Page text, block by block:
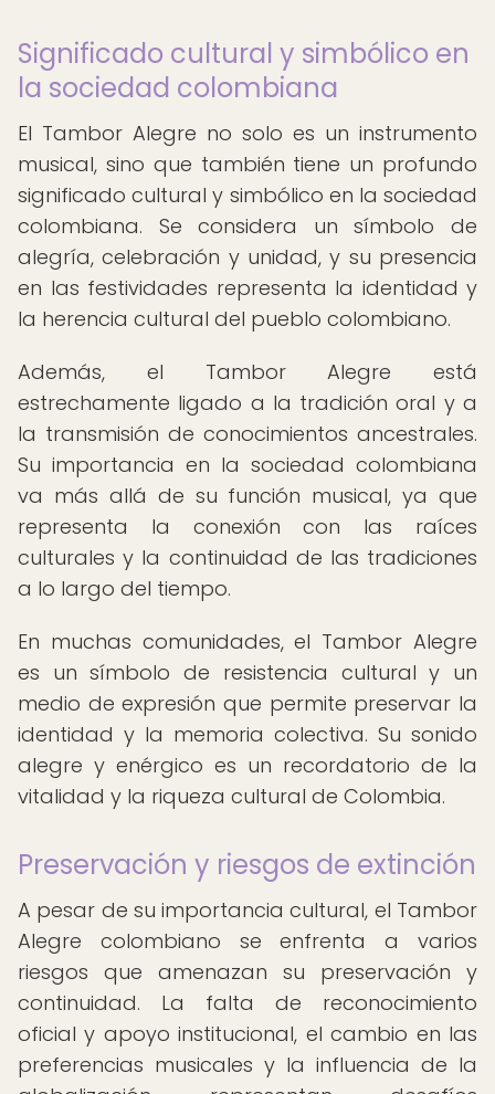
Significado cultural y simbólico en
la sociedad colombiana
El Tambor Alegre no solo es un instrumento
musical, sino que también tiene un profundo
significado cultural y simbólico en la sociedad
colombiana. Se considera un símbolo de
alegría, celebración y unidad, y su presencia
en las festividades representa la identidad y
la herencia cultural del pueblo colombiano.
Además, el Tambor Alegre está
estrechamente ligado a la tradición oral y a
la transmisión de conocimientos ancestrales.
Su importancia en la sociedad colombiana
va más allá de su función musical, ya que
representa la conexión con las raíces
culturales y la continuidad de las tradiciones
a lo largo del tiempo.
En muchas comunidades, el Tambor Alegre
es un símbolo de resistencia cultural y un
medio de expresión que permite preservar la
identidad y la memoria colectiva. Su sonido
alegre y enérgico es un recordatorio de la
vitalidad y la riqueza cultural de Colombia.
Preservación y riesgos de extinción
A pesar de su importancia cultural, el Tambor
Alegre colombiano se enfrenta a varios
riesgos que amenazan su preservación y
continuidad. La falta de reconocimiento
oficial y apoyo institucional, el cambio en las
preferencias musicales y la influencia de la